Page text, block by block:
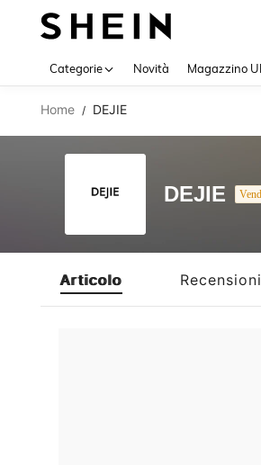
Categorie Novità Magazzino
Home / DEJIE
DEJIE
Articolo Recensioni